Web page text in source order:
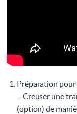
Préparation
– Creuser une
(option) de